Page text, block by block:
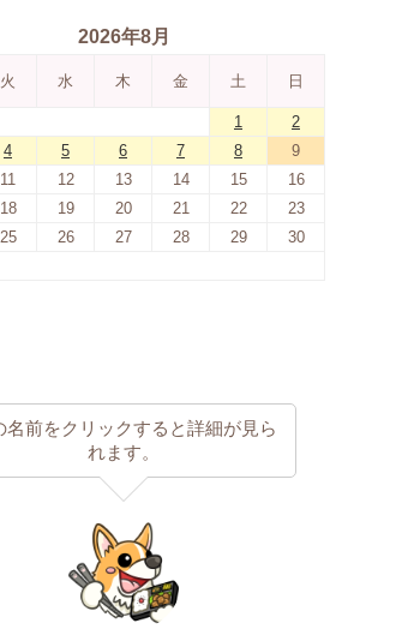
2026年8月
火 水 木 金 土 日
1
2
4 5 6 7 8
9
11 12 13 14 15
16
18 19 20 21 22
23
25 26 27 28 29
30
名前をクリックすると詳細が見ら
れます。